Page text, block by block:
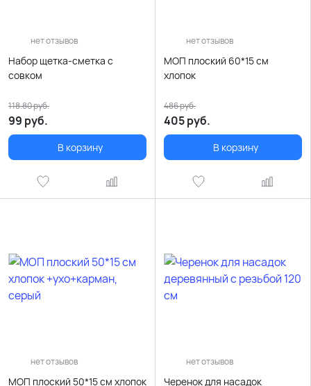
нет отзывов
Набор щетка-сметка с
совком
99 руб.
118.80руб.
В корзину
нет отзывов
МОП плоский 60*15 см
хлопок
405руб.
486руб.
В корзину
нет отзывов
МОП плоский 50*15 см хлопок
нет отзывов
Черенок для насадок